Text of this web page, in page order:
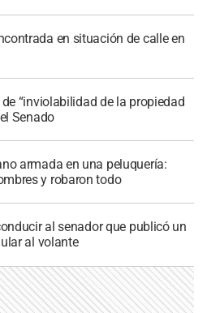
en situación de calle en
“inviolabilidad de la propiedad
Senado
armada en una peluquería:
y robaron todo
al senador que publicó un
al volante